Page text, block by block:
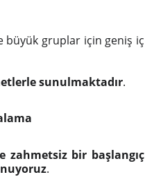
büyük gruplar için geniş iç
sunulmaktadır.
zahmetsiz bir başlangıç
.